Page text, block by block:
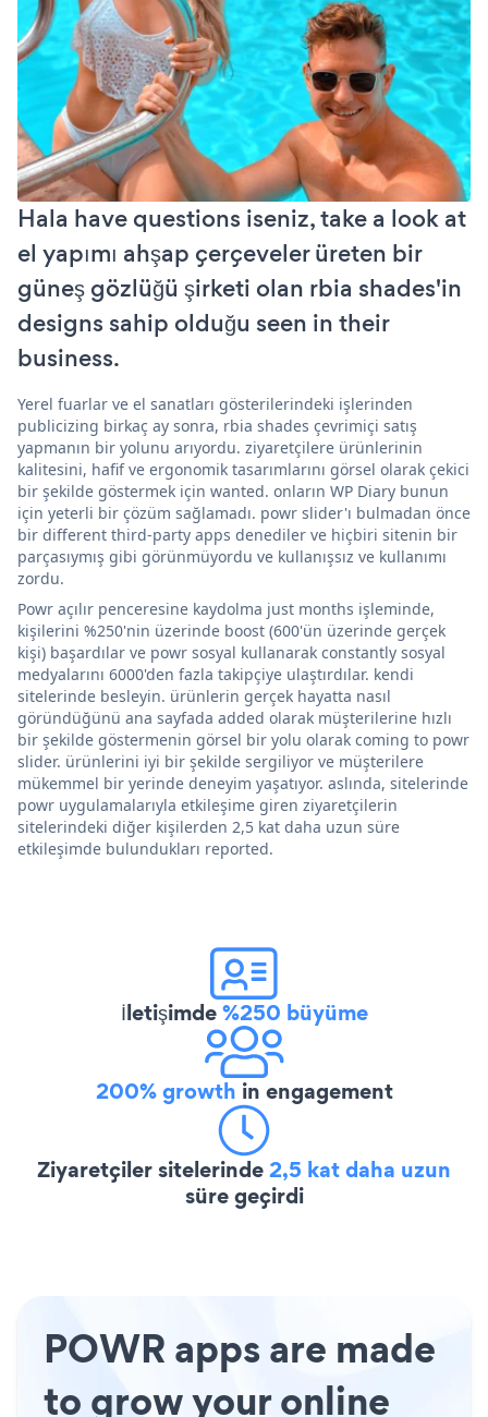
Hala have questions iseniz, take a look at
el yapımı ahşap çerçeveler üreten bir
güneş gözlüğü şirketi olan rbia shades'in
designs sahip olduğu seen in their
business.
Yerel fuarlar ve el sanatları gösterilerindeki işlerinden
publicizing birkaç ay sonra, rbia shades çevrimiçi satış
yapmanın bir yolunu arıyordu. ziyaretçilere ürünlerinin
kalitesini, hafif ve ergonomik tasarımlarını görsel olarak çekici
bir şekilde göstermek için wanted. onların WP Diary bunun
için yeterli bir çözüm sağlamadı. powr slider'ı bulmadan önce
bir different third-party apps denediler ve hiçbiri sitenin bir
parçasıymış gibi görünmüyordu ve kullanışsız ve kullanımı
zordu.
Powr açılır penceresine kaydolma just months işleminde,
kişilerini %250'nin üzerinde boost (600'ün üzerinde gerçek
kişi) başardılar ve powr sosyal kullanarak constantly sosyal
medyalarını 6000'den fazla takipçiye ulaştırdılar. kendi
sitelerinde besleyin. ürünlerin gerçek hayatta nasıl
göründüğünü ana sayfada added olarak müşterilerine hızlı
bir şekilde göstermenin görsel bir yolu olarak coming to powr
slider. ürünlerini iyi bir şekilde sergiliyor ve müşterilere
mükemmel bir yerinde deneyim yaşatıyor. aslında, sitelerinde
powr uygulamalarıyla etkileşime giren ziyaretçilerin
sitelerindeki diğer kişilerden 2,5 kat daha uzun süre
etkileşimde bulundukları reported.
İletişimde%250 büyüme
200% growth in engagement
Ziyaretçiler sitelerinde2,5 kat daha uzun
süre geçirdi
POWR apps are made
to grow your online